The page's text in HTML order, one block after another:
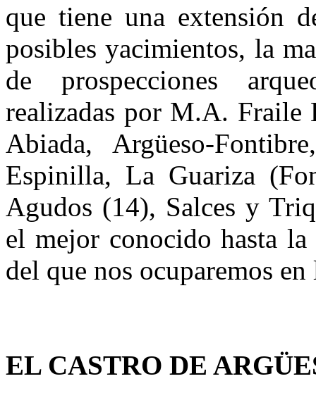
que tiene una extensión
posibles yacimientos, la
de prospecciones
realizadas por M.A. Fraile
Abiada, Argüeso-
Espinilla, La Guariza
Agudos (14), Salces y
el mejor conocido hasta
del que nos ocuparemos
EL CASTRO DE